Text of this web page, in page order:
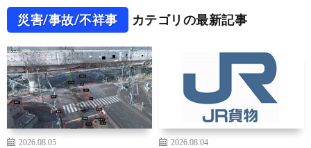
災害/事故/不祥事 カテゴリの最新記事
2026.08.05
2026.08.04